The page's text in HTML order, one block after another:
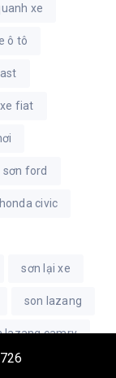
xe
ô tô
fiat
sơn ford
civic
sơn lại xe
son lazang
lazang camry